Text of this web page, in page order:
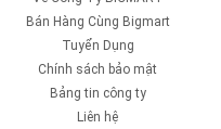
Bán Hàng Cùng Bigmart
Tuyển Dụng
Chính sách bảo mật
Bảng tin công ty
Liên hệ